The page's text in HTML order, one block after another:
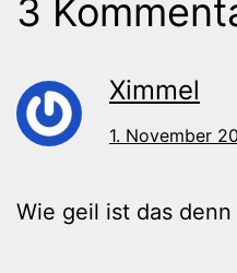
3
Ximmel
1. November
Wie geil ist das